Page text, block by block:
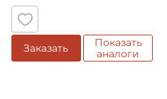
Заказать
Показать
аналоги